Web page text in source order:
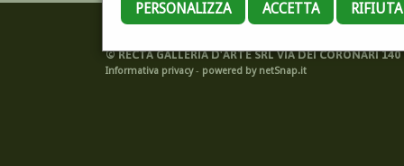
PERSONALIZZA ACCETTA
©RECTA GALLERIA D'ARTE SRL VIA DEI CORONARI
Informativa privacy- powered by netSnap.it